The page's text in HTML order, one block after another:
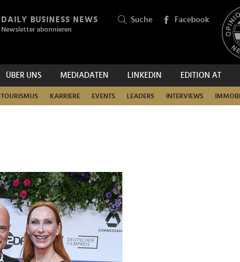
DAILY BUSINESS NEWS
Newsletter abonnieren
Suche Facebook
ÜBER UNS MEDIADATEN LINKEDIN EDITION AT
TOURISMUS KARRIERE EVENTS LEADERS INTERVIEWS
SUCHEN